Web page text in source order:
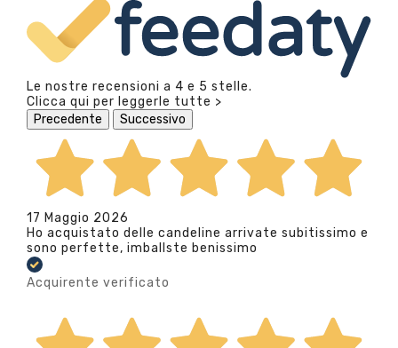
Le nostre recensioni a 4 e 5 stelle.
Clicca qui per leggerle tutte >
Precedente
Successivo
17 Maggio 2026
Ho acquistato delle candeline arrivate subitissimo e
sono perfette, imballste benissimo
Acquirente verificato